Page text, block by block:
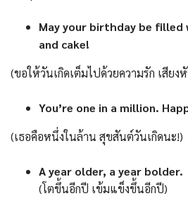
May your birthday be
and cake!
(ขอให้วันเกิดเต็มไปด้วยความรัก เสียงหั
You’re one in a million.
(เธอคือหนึ่งในล้าน สุขสันต์วันเกิดนะ!)
A year older, a year bolder.
(โตขึ้นอีกปี เข้มแข็งขึ้นอีกปี)